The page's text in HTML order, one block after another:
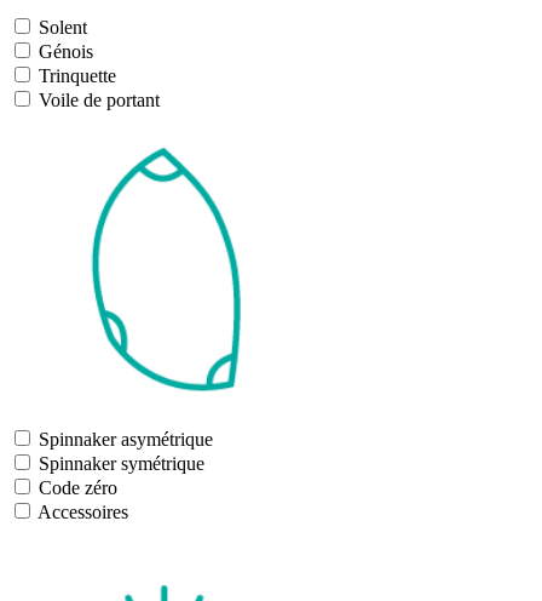
Solent
Génois
Trinquette
Voile de portant
Spinnaker asymétrique
Spinnaker symétrique
Code zéro
Accessoires